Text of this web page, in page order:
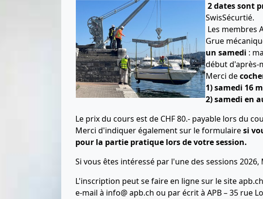
2 dates sont
SwisSécurtié.
Les membres
Grue
un samedi :
début d'après-
Merci de
1) samedi 16
2) samedi en
Le prix du cours est de CHF 80.- payable lors du
Merci d'indiquer également sur le formulairesi
pour la partie pratique lors de votre session.
Si vous êtes intéressé par l'une des sessions 2026,
L'inscription peut se faire en ligne sur le site apb.ch
e-mail à info@ apb.ch ou par écrit à APB – 35 rue